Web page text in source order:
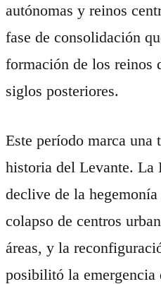
autónomas y reinos
fase de consolidación
formación de los reinos
siglos posteriores.
Este período marca
historia del Levante. La
declive de la
colapso de centros
áreas, y la
posibilitó la emergencia